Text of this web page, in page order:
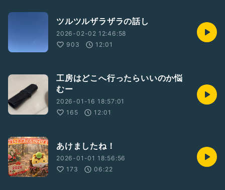
ツルツルザラザラの話し
2026-02-02 12:46:58
903
12:01
工房はどこへ行ったらいいのか悩
むー
2026-01-16 18:57:01
165
12:01
あけましたね！
2026-01-01 18:56:56
173
06:22